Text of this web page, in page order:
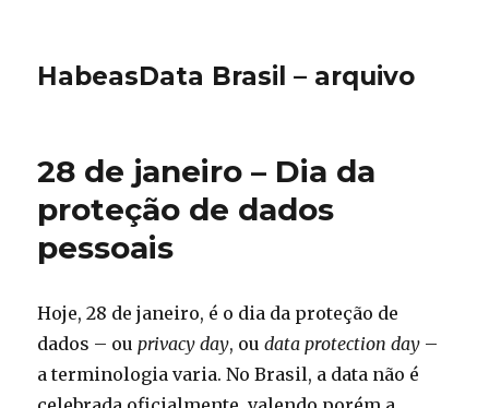
HabeasData Brasil – arquivo
28 de janeiro – Dia da
proteção de dados
pessoais
Hoje, 28 de janeiro, é o dia da proteção de
dados – ouprivacy day, oudata protection day –
a terminologia varia. No Brasil, a data não é